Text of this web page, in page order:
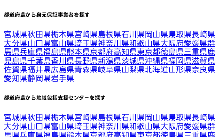
都道府県から身元保証事業者を探す
宮城県秋田県栃木県宮崎県島根県石川県岡山県鳥取県長崎県
大分県山口県富山県埼玉県神奈川県和歌山県大阪府愛媛県群
馬県兵庫県福島県熊本県京都府高知県東京都徳島県三重県鹿
児島県千葉県香川県長野県新潟県茨城県沖縄県福岡県滋賀県
佐賀県福井県広島県青森県岐阜県山梨県北海道山形県奈良県
愛知県静岡県岩手県
都道府県から地域包括支援センターを探す
宮城県秋田県栃木県宮崎県島根県石川県岡山県鳥取県長崎県
大分県山口県富山県埼玉県神奈川県和歌山県大阪府愛媛県群
馬県兵庫県福島県熊本県京都府高知県東京都徳島県三重県鹿